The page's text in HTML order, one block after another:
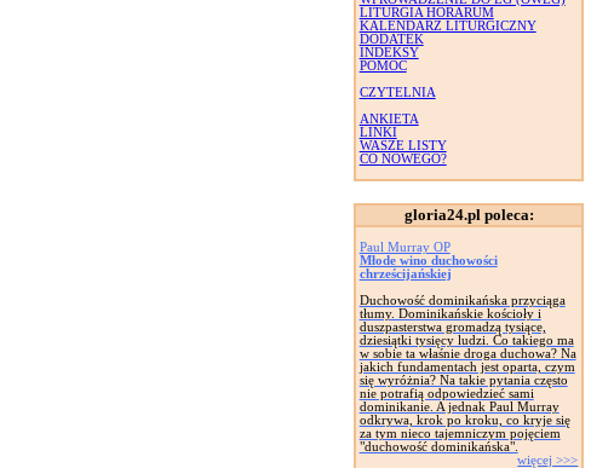
LITURGIA HORARUM
KALENDARZ LITURGICZNY
DODATEK
INDEKSY
POMOC
CZYTELNIA
ANKIETA
LINKI
WASZE LISTY
CO NOWEGO?
gloria24.pl poleca:
Paul Murray OP
Młode wino duchowości
chrześcijańskiej
Duchowość dominikańska przyciąga
tłumy. Dominikańskie kościoły i
duszpasterstwa gromadzą tysiące,
dziesiątki tysięcy ludzi. Co takiego ma
w sobie ta właśnie droga duchowa? Na
jakich fundamentach jest oparta, czym
się wyróżnia? Na takie pytania często
nie potrafią odpowiedzieć sami
dominikanie. A jednak Paul Murray
odkrywa, krok po kroku, co kryje się
za tym nieco tajemniczym pojęciem
"duchowość dominikańska".
więcej >>>